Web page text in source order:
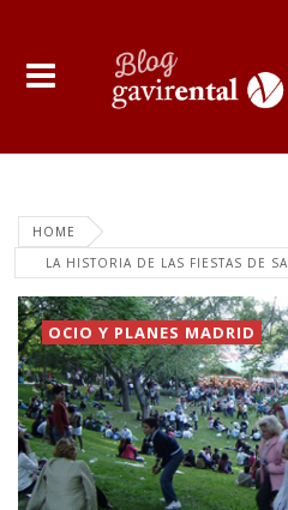
HOME
LA HISTORIA DE LAS FIESTAS DE
OCIO Y PLANES MADRID